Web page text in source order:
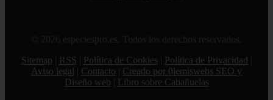
© 2026 especiespro.es. Todos los derechos reservados.
Sitemap
RSS Política de Cookies Política de Privacidad
Aviso legal
Contacto
Creado por 0lemiswebs SEO y
Diseño web
Libro sobre Cabañuelas